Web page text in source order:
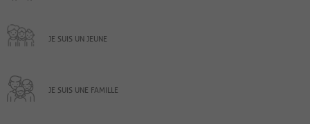
JE SUIS UN JEUNE
JE SUIS UNE FAMILLE